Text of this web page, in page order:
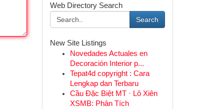
Web Directory Search
Search
New Site Listings
Novedades Actuales en
Decoración Interior p...
Tepat4d copyright : Cara
Lengkap dan Terbaru
Cầu Đặc Biệt MT · Lô Xiên
XSMB: Phân Tích